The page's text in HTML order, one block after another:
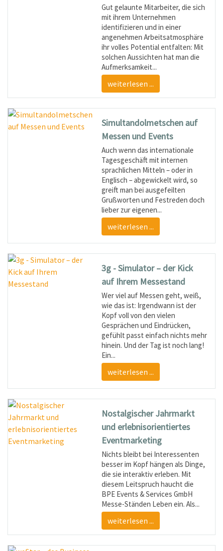
Gut gelaunte Mitarbeiter, die sich
mit ihrem Unternehmen
identifizieren und in einer
angenehmen Arbeitsatmosphäre
ihr volles Potential entfalten: Mit
solchen Aussichten hat man die
Aufmerksamkeit...
weiterlesen ...
Simultandolmetschen auf
Messen und Events
Auch wenn das internationale
Tagesgeschäft mit internen
sprachlichen Mitteln – oder in
Englisch – abgewickelt wird, so
greift man bei ausgefeilten
Grußworten und Festreden doch
lieber zur eigenen...
weiterlesen ...
3g - Simulator – der Kick
auf Ihrem Messestand
Wer viel auf Messen geht, weiß,
wie das ist: Irgendwann ist der
Kopf voll von den vielen
Gesprächen und Eindrücken,
gefühlt passt einfach nichts mehr
hinein. Und der Tag ist noch lang!
Ein...
weiterlesen ...
Nostalgischer Jahrmarkt
und erlebnisorientiertes
Eventmarketing
Nichts bleibt bei Interessenten
besser im Kopf hängen als Dinge,
die sie interaktiv erleben. Mit
diesem Leitspruch haucht die
BPE Events & Services GmbH
Messe-Ständen Leben ein. Als...
weiterlesen ...